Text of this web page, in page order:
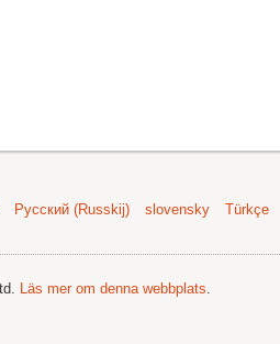
Русский (Russkij) slovensky
Türkçe
Läs mer om denna webbplats.